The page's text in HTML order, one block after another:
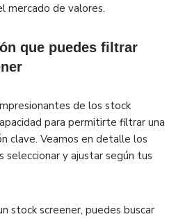
mercado de valores.
que puedes filtrar
de los stock
para permitirte filtrar una
clave. Veamos en detalle los
y ajustar según tus
stock screener, puedes buscar